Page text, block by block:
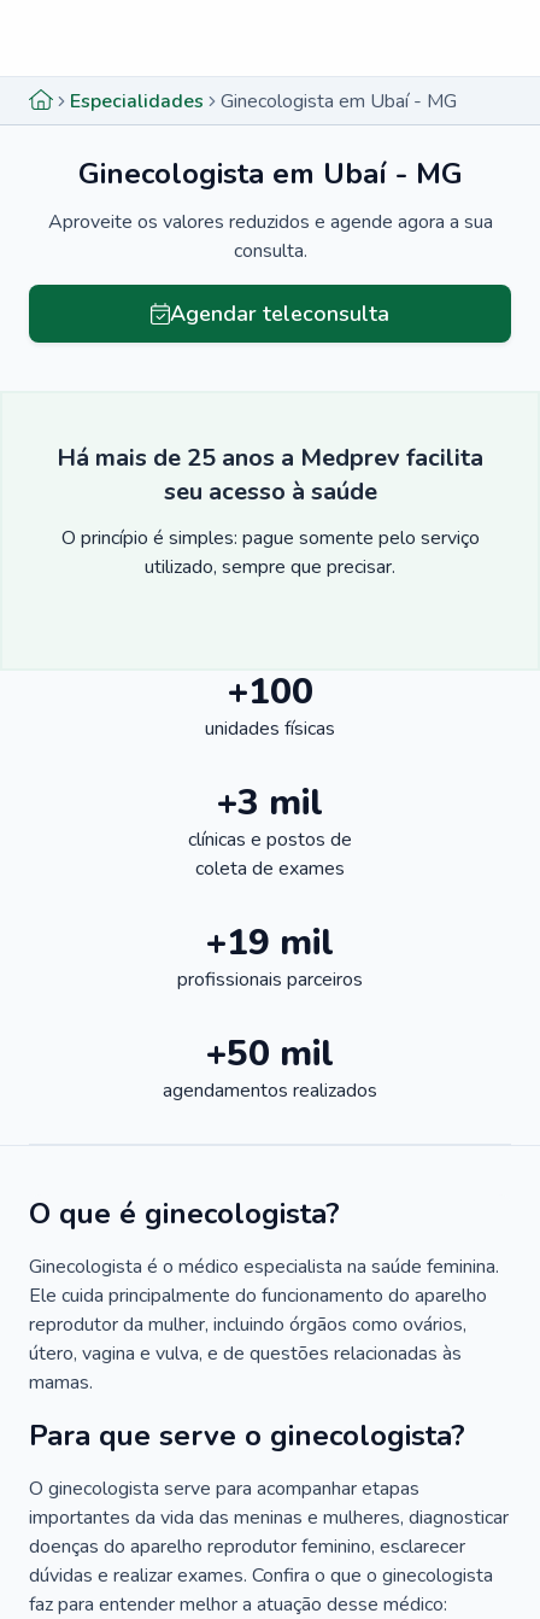
Especialidades Ginecologista em Ubaí - MG
Ginecologista em Ubaí - MG
Aproveite os valores reduzidos e agende agora a sua
consulta.
Agendar teleconsulta
Há mais de 25 anos a Medprev facilita
seu acesso à saúde
O princípio é simples: pague somente pelo serviço
utilizado, sempre que precisar.
+100
unidades físicas
+3 mil
clínicas e postos de
coleta de exames
+19 mil
profissionais parceiros
+50 mil
agendamentos realizados
O que é ginecologista?
Ginecologista é o médico especialista na saúde feminina.
Ele cuida principalmente do funcionamento do aparelho
reprodutor da mulher, incluindo órgãos como ovários,
útero, vagina e vulva, e de questões relacionadas às
mamas.
Para que serve o ginecologista?
O ginecologista serve para acompanhar etapas
importantes da vida das meninas e mulheres, diagnosticar
doenças do aparelho reprodutor feminino, esclarecer
dúvidas e realizar exames. Confira o que o ginecologista
faz para entender melhor a atuação desse médico: